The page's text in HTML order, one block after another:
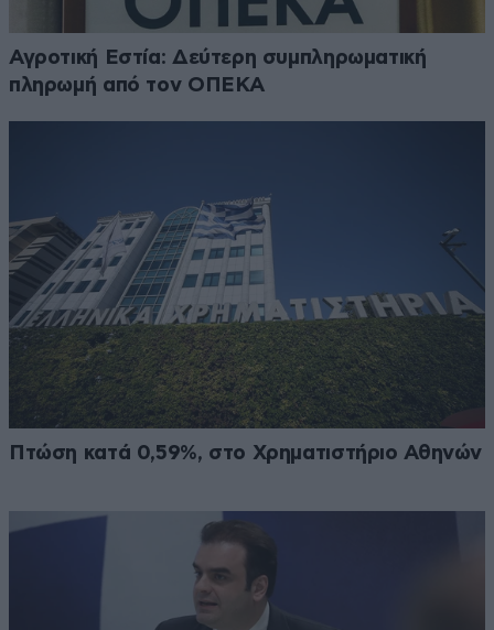
Αγροτική Εστία: Δεύτερη συμπληρωματική
πληρωμή από τον ΟΠΕΚΑ
Πτώση κατά 0,59%, στο Χρηματιστήριο Αθηνών